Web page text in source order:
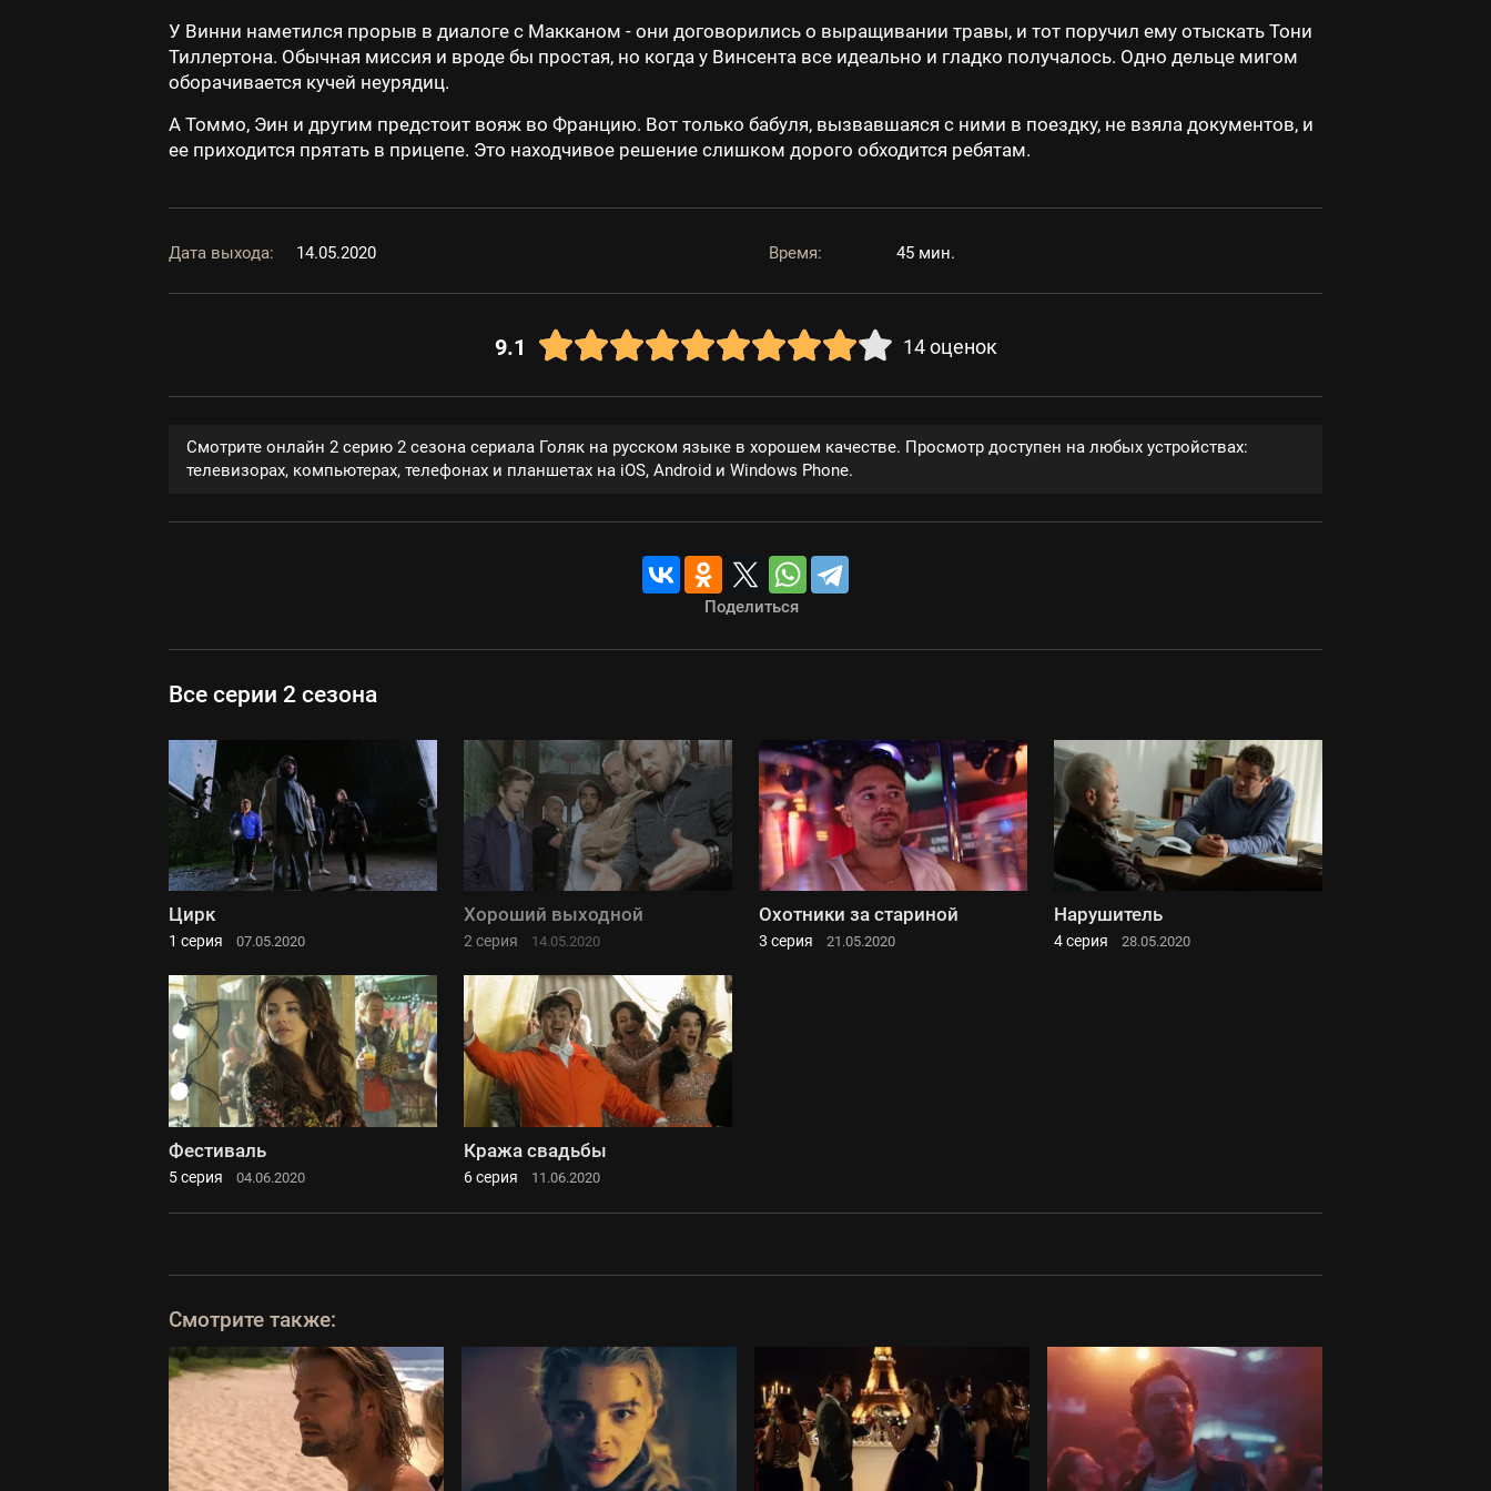
У Винни наметился прорыв в диалоге с Макканом - они договорились о выращивании травы, и тот поручил ему отыскать Тони
Тиллертона. Обычная миссия и вроде бы простая, но когда у Винсента все идеально и гладко получалось. Одно дельце мигом
оборачивается кучей неурядиц.
А Томмо, Эин и другим предстоит вояж во Францию. Вот только бабуля, вызвавшаяся с ними в поездку, не взяла документов, и
ее приходится прятать в прицепе. Это находчивое решение слишком дорого обходится ребятам.
Дата выхода: 14.05.2020 Время: 45 мин.
9.1 14 оценок
Смотрите онлайн 2 серию 2 сезона сериала Голяк на русском языке в хорошем качестве. Просмотр доступен на любых устройствах:
телевизорах, компьютерах, телефонах и планшетах на iOS, Android и Windows Phone.
Поделиться
Все серии 2 сезона
Цирк
1 серия 07.05.2020
Хороший выходной
2 серия 14.05.2020
Охотники за стариной
3 серия 21.05.2020
Нарушитель
4 серия 28.05.2020
Фестиваль
5 серия 04.06.2020
Кража свадьбы
6 серия 11.06.2020
Смотрите также: